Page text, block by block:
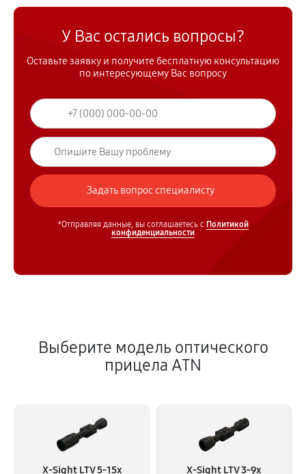
У Вас остались вопросы?
Оставьте заявку и получите бесплатную консультацию
по интересующему Вас вопросу
*Отправляя данные, вы соглашаетесь с Политикой
конфиденциальности
Выберите модель оптического
прицела ATN
X-Sight LTV 5-15x X-Sight LTV 3-9x